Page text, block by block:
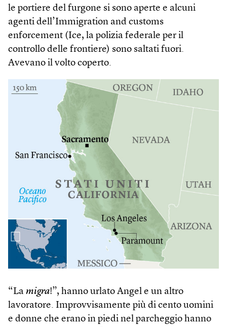
le portiere del furgone si sono aperte e alcuni
agenti dell’Immigration and customs
enforcement (Ice, la polizia federale per il
controllo delle frontiere) sono saltati fuori.
Avevano il volto coperto.
“La migra!”, hanno urlato Angel e un altro
lavoratore. Improvvisamente più di cento uomini
e donne che erano in piedi nel parcheggio hanno